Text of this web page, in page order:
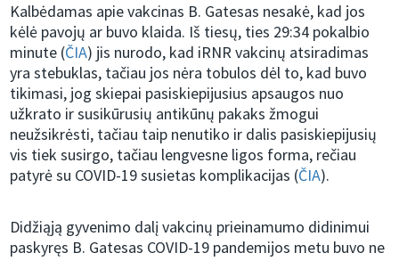
Kalbėdamas apie vakcinas B. Gatesas nesakė, kad jos
kėlė pavojų ar buvo klaida. Iš tiesų, ties 29:34 pokalbio
minute (ČIA) jis nurodo, kad iRNR vakcinų atsiradimas
yra stebuklas, tačiau jos nėra tobulos dėl to, kad buvo
tikimasi, jog skiepai pasiskiepijusius apsaugos nuo
užkrato ir susikūrusių antikūnų pakaks žmogui
neužsikrėsti, tačiau taip nenutiko ir dalis pasiskiepijusių
vis tiek susirgo, tačiau lengvesne ligos forma, rečiau
patyrė su COVID-19 susietas komplikacijas (ČIA).
Didžiąją gyvenimo dalį vakcinų prieinamumo didinimui
paskyręs B. Gatesas COVID-19 pandemijos metu buvo ne